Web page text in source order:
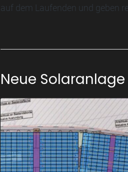
auf dem Laufenden und geben
Neue